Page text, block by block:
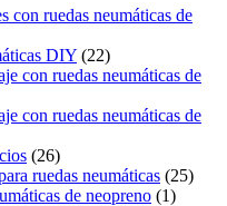
con ruedas neumáticas de
DIY (22)
con ruedas neumáticas de
con ruedas neumáticas de
(26)
ruedas neumáticas (25)
de neopreno (1)